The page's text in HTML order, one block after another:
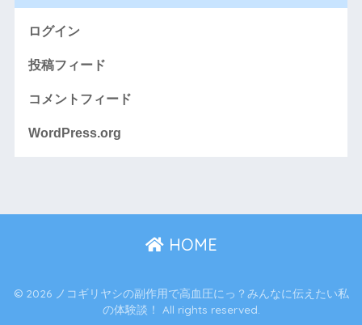
ログイン
投稿フィード
コメントフィード
WordPress.org
HOME
© 2026 ノコギリヤシの副作用で高血圧にっ？みんなに伝えたい私
の体験談！ All rights reserved.